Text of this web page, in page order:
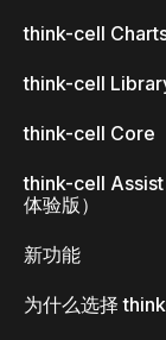
think-cell
think-cell
think-cell Core
think-cell Assist
体验版）
新功能
为什么选择